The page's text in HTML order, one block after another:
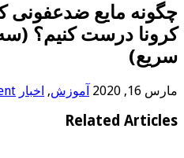
چگونه مایع ضدعفونی
کرونا درست کنیم؟
سریع)
مارس 16, 2020 آموزش, اخبار
Related Articles